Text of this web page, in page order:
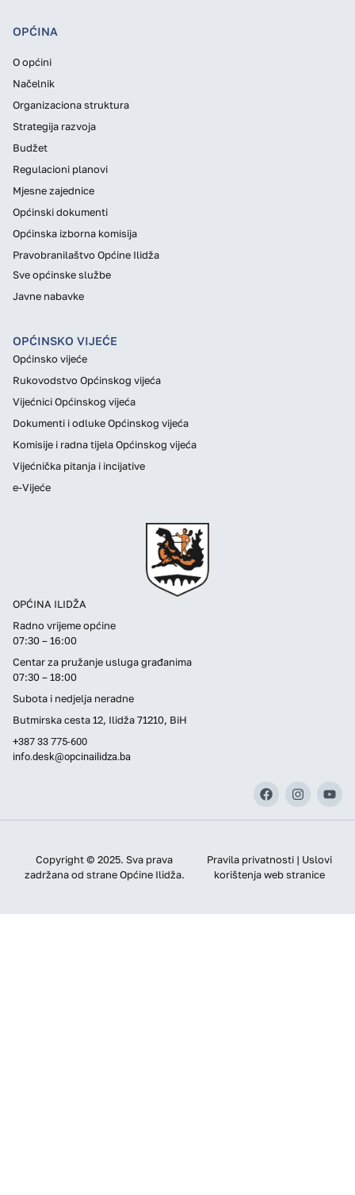
OPĆINA ILIDŽA
Radno vrijeme općine
07:30 – 16:00
Centar za pružanje usluga građanima
07:30 – 18:00
Subota i nedjelja neradne
Butmirska cesta 12, Ilidža 71210, BiH
+387 33 775-600
info.desk@opcinailidza.ba
OPĆINA
O općini
Načelnik
Organizaciona struktura
Strategija razvoja
Budžet
Regulacioni planovi
Mjesne zajednice
Općinski dokumenti
Općinska izborna komisija
Pravobranilaštvo Općine Ilidža
Sve općinske službe
Javne nabavke
OPĆINSKO VIJEĆE
Općinsko vijeće
Rukovodstvo Općinskog vijeća
Vijećnici Općinskog vijeća
Dokumenti i odluke Općinskog vijeća
Komisije i radna tijela Općinskog vijeća
Vijećnička pitanja i incijative
e-Vijeće
Copyright © 2025. Sva prava
zadržana od strane Općine Ilidža.
Pravila privatnosti | Uslovi
korištenja web stranice